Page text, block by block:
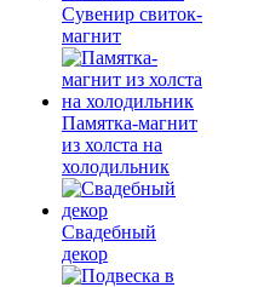
Сувенир свиток-
магнит
Памятка-магнит
из холста на
холодильник
Свадебный
декор